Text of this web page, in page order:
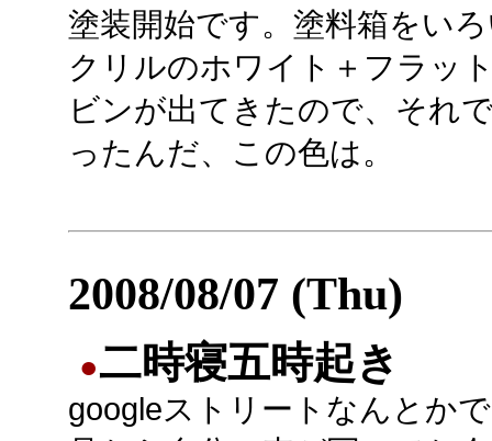
塗装開始です。塗料箱をい
クリルのホワイト＋フラッ
ビンが出てきたので、それ
ったんだ、この色は。
2008/08/07 (Thu)
●二時寝五時起き
googleストリートなんとか